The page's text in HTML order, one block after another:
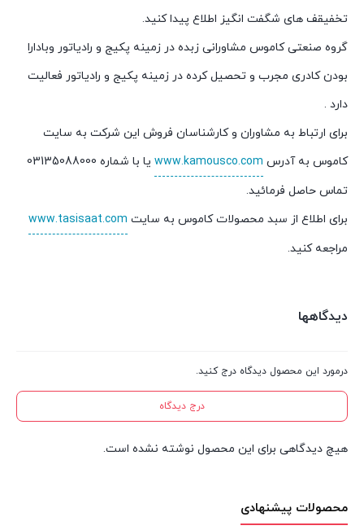
تخفیقف های شگفت انگیز اطلاع پیدا کنید.
گروه صنعتی کاموس مشاورانی زبده در زمینه پکیج و رادیاتور وبادارا
بودن کادری مجرب و تحصیل کرده در زمینه پکیج و رادیاتور فعالیت
دارد .
برای ارتباط به مشاوران و کارشناسان فروش این شرکت به سایت
کاموس به آدرس www.kamousco.com
یا با شماره 03135088000
تماس حاصل فرمائید.
برای اطلاع از سبد محصولات کاموس به سایت www.tasisaat.com
مراجعه کنید.
دیدگاهها
درمورد این محصول دیدگاه درج کنید.
درج دیدگاه
هیچ دیدگاهی برای این محصول نوشته نشده است.
محصولات پیشنهادی